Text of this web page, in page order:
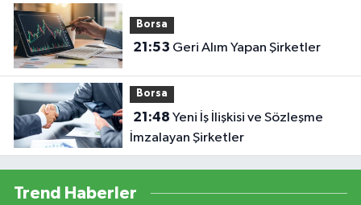
Borsa
21:53 Geri Alım Yapan Şirketler
Borsa
21:48
İmzalayan Şirketler
Trend Haberler